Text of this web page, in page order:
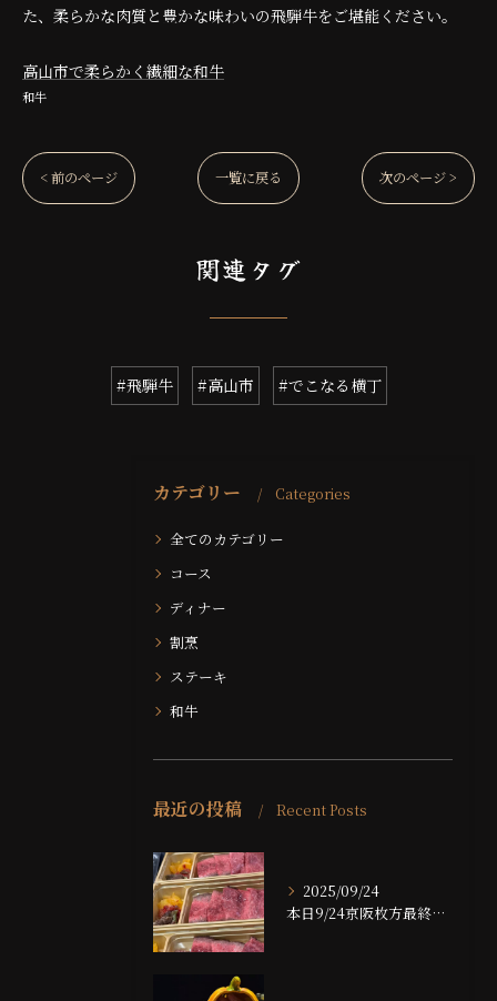
た、柔らかな肉質と豊かな味わいの飛騨牛をご堪能ください。
高山市で柔らかく繊細な和牛
和牛
< 前のページ 一覧に戻る 次のページ >
関連タグ
#飛騨牛 #高山市 #でこなる横丁
カテゴリー Categories
全てのカテゴリー
コース
ディナー
割烹
ステーキ
和牛
最近の投稿 Recent Posts
2025/09/24
本日9/24京阪枚方最終日です！！